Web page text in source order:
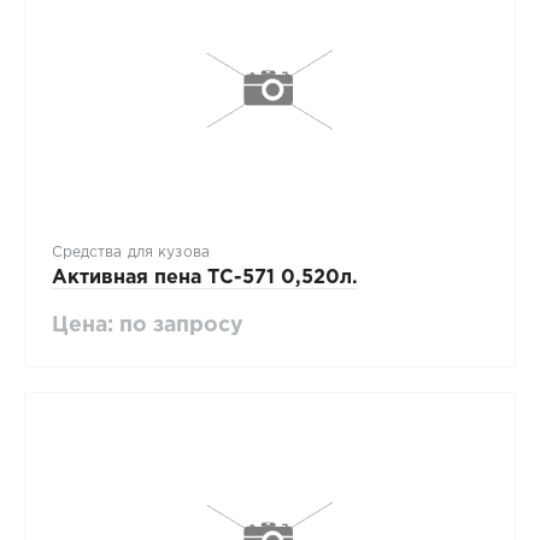
Средства для кузова
Активная пена ТС-571 0,520л.
Цена: по запросу